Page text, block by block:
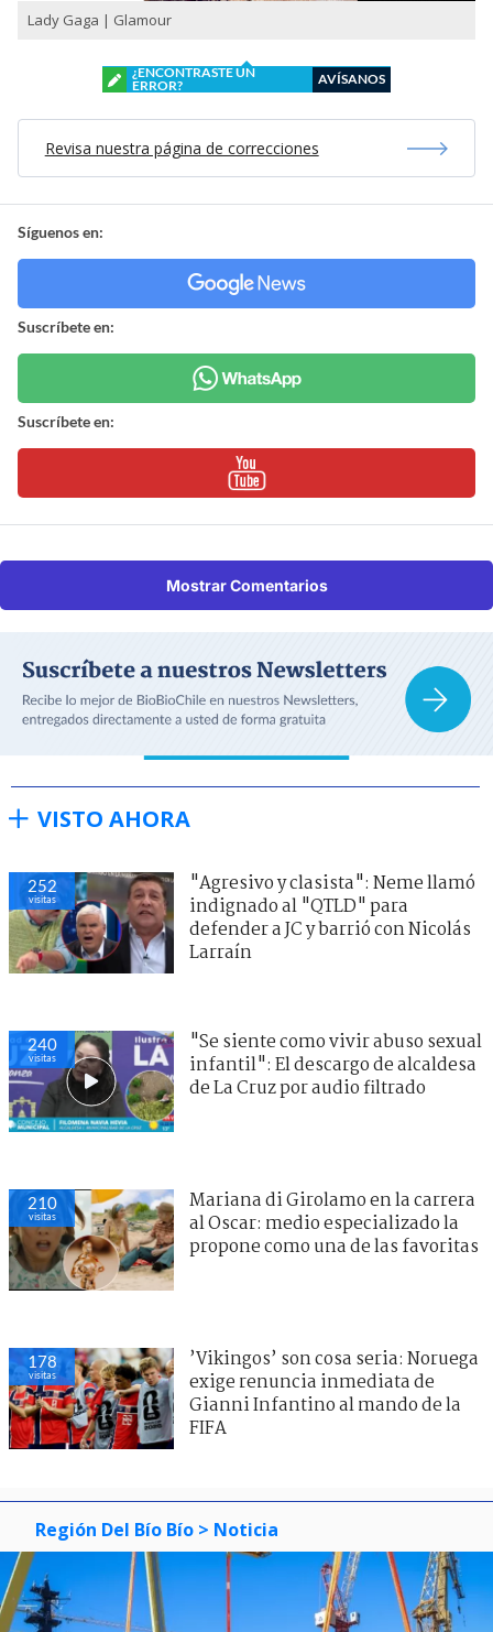
Lady Gaga | Glamour
¿ENCONTRASTE UN
ERROR?
AVÍSANOS
Revisa nuestra página de correcciones
Síguenos en:
Suscríbete en:
Suscríbete en:
Mostrar Comentarios
VISTO AHORA
252
visitas
"Agresivo y clasista": Neme llamó
indignado al "QTLD" para
defender a JC y barrió con Nicolás
Larraín
240
visitas
"Se siente como vivir abuso sexual
infantil": El descargo de alcaldesa
de La Cruz por audio filtrado
210
visitas
Mariana di Girolamo en la carrera
al Oscar: medio especializado la
propone como una de las favoritas
178
visitas
’Vikingos’ son cosa seria: Noruega
exige renuncia inmediata de
Gianni Infantino al mando de la
FIFA
Región Del Bío Bío > Noticia